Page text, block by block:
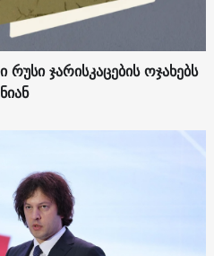
ჯარისკაცების ოჯახებს